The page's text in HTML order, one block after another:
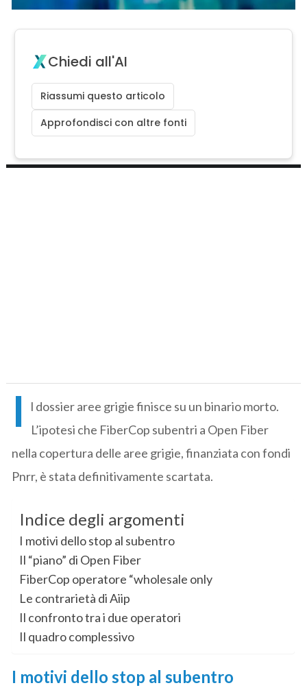
Chiedi all'AI
Riassumi questo articolo
Approfondisci con altre fonti
I
l dossier aree grigie finisce su un binario morto.
L’ipotesi che FiberCop subentri a Open Fiber
nella copertura delle aree grigie, finanziata con fondi
Pnrr, è stata definitivamente scartata.
Indice degli argomenti
I motivi dello stop al subentro
Il “piano” di Open Fiber
FiberCop operatore “wholesale only
Le contrarietà di Aiip
Il confronto tra i due operatori
Il quadro complessivo
I motivi dello stop al subentro